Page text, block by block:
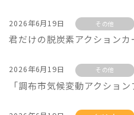
2026年6月19日 その他
君だけの脱炭素アクションカ
2026年6月19日 その他
「調布市気候変動アクショ